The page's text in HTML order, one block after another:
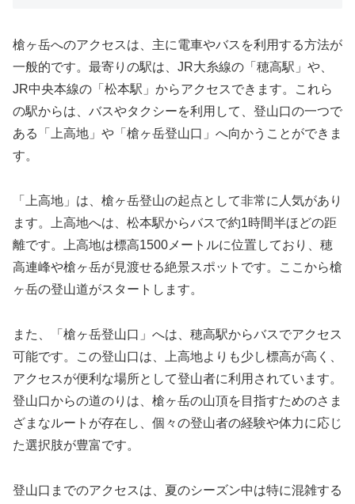
槍ヶ岳へのアクセスは、主に電車やバスを利用する方法が
一般的です。最寄りの駅は、JR大糸線の「穂高駅」や、
JR中央本線の「松本駅」からアクセスできます。これら
の駅からは、バスやタクシーを利用して、登山口の一つで
ある「上高地」や「槍ヶ岳登山口」へ向かうことができま
す。
「上高地」は、槍ヶ岳登山の起点として非常に人気があり
ます。上高地へは、松本駅からバスで約1時間半ほどの距
離です。上高地は標高1500メートルに位置しており、穂
高連峰や槍ヶ岳が見渡せる絶景スポットです。ここから槍
ヶ岳の登山道がスタートします。
また、「槍ヶ岳登山口」へは、穂高駅からバスでアクセス
可能です。この登山口は、上高地よりも少し標高が高く、
アクセスが便利な場所として登山者に利用されています。
登山口からの道のりは、槍ヶ岳の山頂を目指すためのさま
ざまなルートが存在し、個々の登山者の経験や体力に応じ
た選択肢が豊富です。
登山口までのアクセスは、夏のシーズン中は特に混雑する